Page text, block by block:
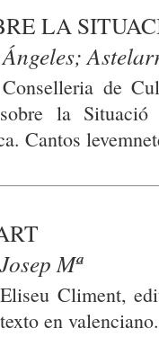
LA
de
la
Cantos
Mª
Climent,
en